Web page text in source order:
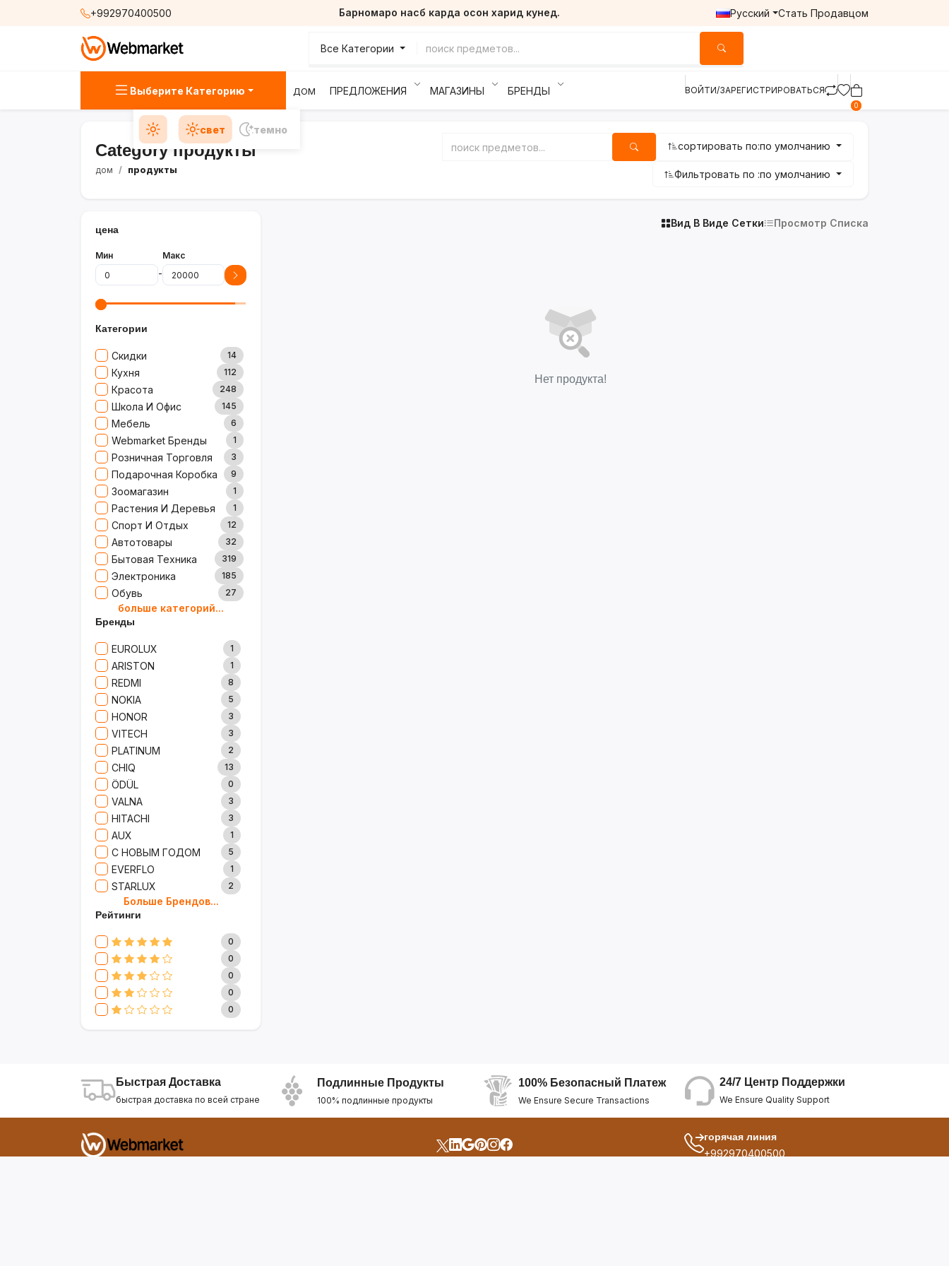
+992970400500 Барномаро насб карда осон харид кунед. Русский Стать Продавцом
Все Категории
Выберите Категорию ДОМ ПРЕДЛОЖЕНИЯ МАГАЗИНЫ БРЕНДЫ ВОЙТИ/ЗАРЕГИСТРИРОВАТЬСЯ
0
свет темно
Category продукты
дом продукты
сортировать по:по умолчанию
Фильтровать по :по умолчанию
цена
Мин
-
Макс
Категории
Скидки 14
Кухня 112
Красота 248
Школа И Офис 145
Мебель 6
Webmarket Бренды 1
Розничная Торговля 3
Подарочная Коробка 9
Зоомагазин 1
Растения И Деревья 1
Спорт И Отдых 12
Автотовары 32
Бытовая Техника 319
Электроника 185
Обувь 27
Товары Для Дома
Ювелирные Изделия
Сад И Дача 52
Аксессуары 61
Игрушки 15
Одежда 5
Сумки И Рюкзаки 27
Ремонт 13
Продукты 35
Детские Товары 72
Бытовая Химия 91
Хобби 40
больше категорий...
Бренды
EUROLUX 1
ARISTON 1
REDMI 8
NOKIA 5
HONOR 3
VITECH 3
PLATINUM 2
CHIQ 13
ÖDÜL 0
VALNA 3
HITACHI 3
AUX 1
С НОВЫМ ГОДОМ 5
EVERFLO 1
STARLUX 2
BOSCH
MARY KAY
TRICHUP 20
CLIVE & KEIRA 17
SEVAVEREK 6
DSP 0
SUPER CREST 4
2
APPLE
AOTE 7
ELEMENT
INTEX 0
Больше Брендов...
Рейтинги
0
0
0
0
0
Вид В Виде Сетки Просмотр Списка
Нет продукта!
Быстрая Доставка
быстрая доставка по всей стране
Подлинные Продукты
100% подлинные продукты
100% Безопасный Платеж
We Ensure Secure Transactions
24/7 Центр Поддержки
We Ensure Quality Support
горячая линия
+992970400500